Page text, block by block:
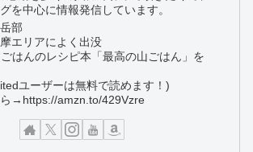
を中心に情報発信しています。
部
エリアによく出没
はんのレシピ本「最高の山ごはん」を
ユーザーは無料で読めます！)
ら→https://amzn.to/429Vzre